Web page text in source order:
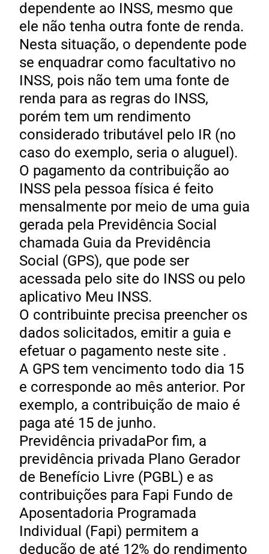
dependente ao INSS, mesmo que
ele não tenha outra fonte de renda.
Nesta situação, o dependente pode
se enquadrar como facultativo no
INSS, pois não tem uma fonte de
renda para as regras do INSS,
porém tem um rendimento
considerado tributável pelo IR (no
caso do exemplo, seria o aluguel).
O pagamento da contribuição ao
INSS pela pessoa física é feito
mensalmente por meio de uma guia
gerada pela Previdência Social
chamada Guia da Previdência
Social (GPS), que pode ser
acessada pelo site do INSS ou pelo
aplicativo Meu INSS.
O contribuinte precisa preencher os
dados solicitados, emitir a guia e
efetuar o pagamento neste site .
A GPS tem vencimento todo dia 15
e corresponde ao mês anterior. Por
exemplo, a contribuição de maio é
paga até 15 de junho.
Previdência privadaPor fim, a
previdência privada Plano Gerador
de Benefício Livre (PGBL) e as
contribuições para Fapi Fundo de
Aposentadoria Programada
Individual (Fapi) permitem a
dedução de até 12% do rendimento